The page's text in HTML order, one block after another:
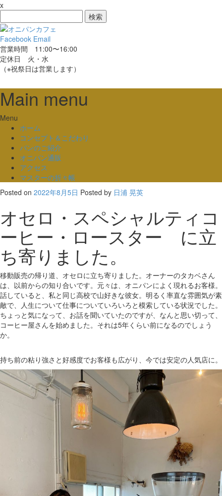
x
索:
Facebook Email
営業時間 11:00〜16:00
定休日 火・水
（※祝祭日は営業します）
Main menu
Skip
content
Menu
ホーム
コンセプト＆こだわり
パンのご紹介
オニパン通販
アクセス
マスターの折々帳
Posted on 2022年8月5日 Posted by 日浦 晃英
オセロ・スペシャルティコ
ーヒー・ロースター に立
ち寄りました。
移動販売の帰り道、オセロに立ち寄りました。オーナーのタカベさん
は、以前からの知り合いです。元々は、オニパンによく現れるお客様。
話していると、私と同じ高校で山好きな彼女。明るく率直な雰囲気が素
敵で、人生について仕事についていろいろと模索している状況でした。
ちょっと気になって、お話を聞いていたのですが、なんと思い切って、
コーヒー屋さんを始めました。それは5年くらい前になるのでしょう
か。
持ち前の粘り強さと好感度でお客様も広がり、今では安定の人気店に。